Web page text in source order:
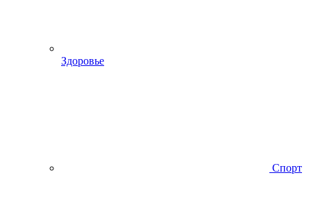
Здоровье
Спорт